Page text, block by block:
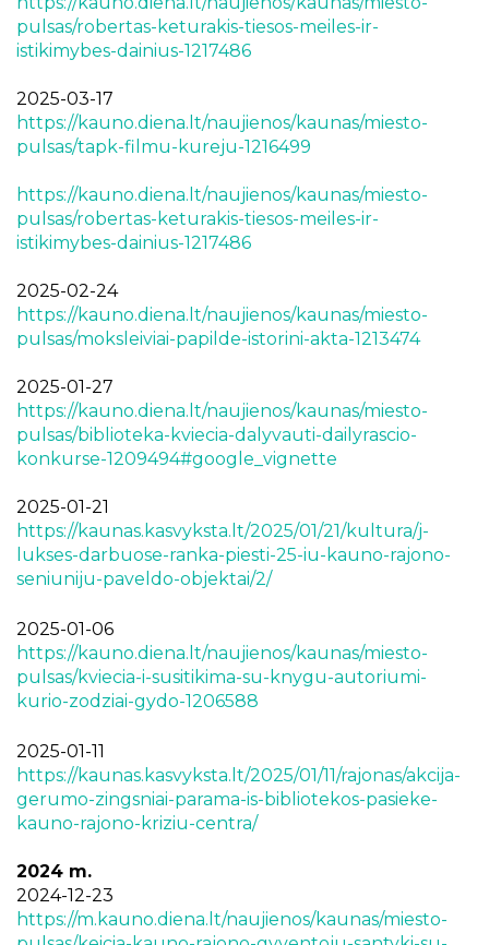
pulsas/robertas-keturakis-tiesos-meiles-ir-
istikimybes-dainius-1217486
2025-03-17
https://kauno.diena.lt/naujienos/kaunas/miesto-
pulsas/tapk-filmu-kureju-1216499
https://kauno.diena.lt/naujienos/kaunas/miesto-
pulsas/robertas-keturakis-tiesos-meiles-ir-
istikimybes-dainius-1217486
2025-02-24
https://kauno.diena.lt/naujienos/kaunas/miesto-
pulsas/moksleiviai-papilde-istorini-akta-1213474
2025-01-27
https://kauno.diena.lt/naujienos/kaunas/miesto-
pulsas/biblioteka-kviecia-dalyvauti-dailyrascio-
konkurse-1209494#google_vignette
2025-01-21
https://kaunas.kasvyksta.lt/2025/01/21/kultura/j-
lukses-darbuose-ranka-piesti-25-iu-kauno-rajono-
seniuniju-paveldo-objektai/2/
2025-01-06
https://kauno.diena.lt/naujienos/kaunas/miesto-
pulsas/kviecia-i-susitikima-su-knygu-autoriumi-
kurio-zodziai-gydo-1206588
2025-01-11
https://kaunas.kasvyksta.lt/2025/01/11/rajonas/akcija-
gerumo-zingsniai-parama-is-bibliotekos-pasieke-
kauno-rajono-kriziu-centra/
2024 m.
2024-12-23
https://m.kauno.diena.lt/naujienos/kaunas/miesto-